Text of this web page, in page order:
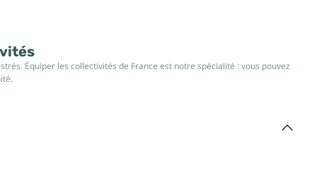
Équiper les collectivités de France est notre spécialité : vous pouvez